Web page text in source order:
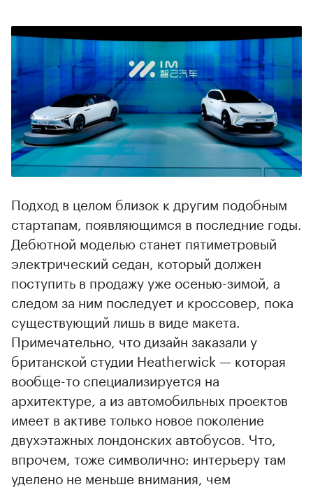
Подход в целом близок к другим подобным
стартапам, появляющимся в последние годы.
Дебютной моделью станет пятиметровый
электрический седан, который должен
поступить в продажу уже осенью-зимой, а
следом за ним последует и кроссовер, пока
существующий лишь в виде макета.
Примечательно, что дизайн заказали у
британской студии Heatherwick — которая
вообще-то специализируется на
архитектуре, а из автомобильных проектов
имеет в активе только новое поколение
двухэтажных лондонских автобусов. Что,
впрочем, тоже символично: интерьеру там
уделено не меньше внимания, чем